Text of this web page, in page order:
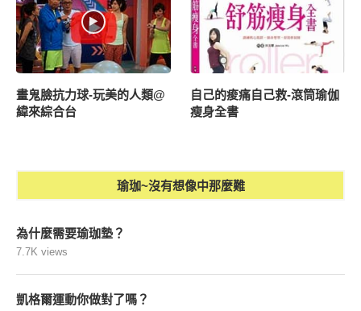
畫鬼臉抗力球-玩美的人類@
緯來綜合台
自己的痠痛自己救-滾筒瑜伽
瘦身全書
瑜珈~沒有想像中那麼難
為什麼需要瑜珈墊？
7.7K views
凱格爾運動你做對了嗎？